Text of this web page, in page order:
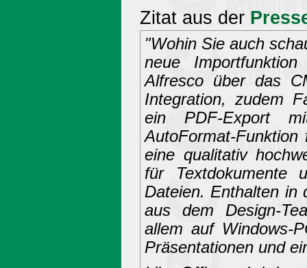
Zitat aus der
"Wohin Sie auch
neue
Alfresco über das
Integration, zudem
ein PDF-Export
AutoFormat-Funktion
eine qualitativ
für Textdokumente
Dateien. Enthalten in
aus dem Design-
allem auf Windows-
Präsentationen und